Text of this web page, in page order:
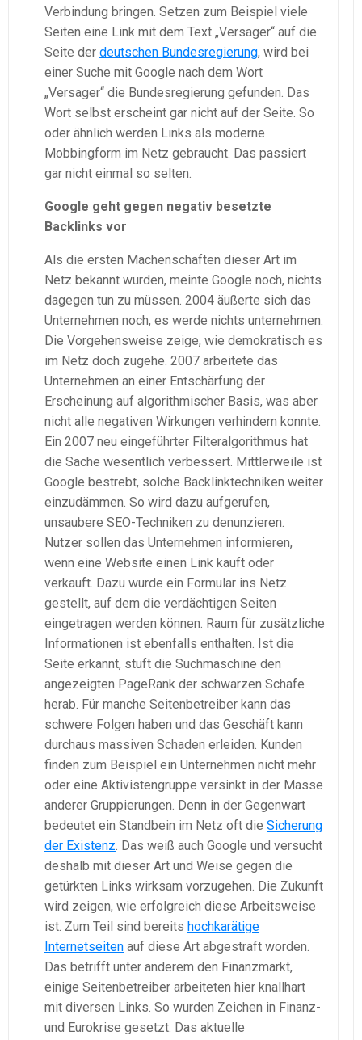
Verbindung bringen. Setzen zum Beispiel viele
Seiten eine Link mit dem Text „Versager“ auf die
Seite der deutschen Bundesregierung, wird bei
einer Suche mit Google nach dem Wort
„Versager“ die Bundesregierung gefunden. Das
Wort selbst erscheint gar nicht auf der Seite. So
oder ähnlich werden Links als moderne
Mobbingform im Netz gebraucht. Das passiert
gar nicht einmal so selten.
Google geht gegen negativ besetzte
Backlinks vor
Als die ersten Machenschaften dieser Art im
Netz bekannt wurden, meinte Google noch, nichts
dagegen tun zu müssen. 2004 äußerte sich das
Unternehmen noch, es werde nichts unternehmen.
Die Vorgehensweise zeige, wie demokratisch es
im Netz doch zugehe. 2007 arbeitete das
Unternehmen an einer Entschärfung der
Erscheinung auf algorithmischer Basis, was aber
nicht alle negativen Wirkungen verhindern konnte.
Ein 2007 neu eingeführter Filteralgorithmus hat
die Sache wesentlich verbessert. Mittlerweile ist
Google bestrebt, solche Backlinktechniken weiter
einzudämmen. So wird dazu aufgerufen,
unsaubere SEO-Techniken zu denunzieren.
Nutzer sollen das Unternehmen informieren,
wenn eine Website einen Link kauft oder
verkauft. Dazu wurde ein Formular ins Netz
gestellt, auf dem die verdächtigen Seiten
eingetragen werden können. Raum für zusätzliche
Informationen ist ebenfalls enthalten. Ist die
Seite erkannt, stuft die Suchmaschine den
angezeigten PageRank der schwarzen Schafe
herab. Für manche Seitenbetreiber kann das
schwere Folgen haben und das Geschäft kann
durchaus massiven Schaden erleiden. Kunden
finden zum Beispiel ein Unternehmen nicht mehr
oder eine Aktivistengruppe versinkt in der Masse
anderer Gruppierungen. Denn in der Gegenwart
bedeutet ein Standbein im Netz oft die Sicherung
der Existenz. Das weiß auch Google und versucht
deshalb mit dieser Art und Weise gegen die
getürkten Links wirksam vorzugehen. Die Zukunft
wird zeigen, wie erfolgreich diese Arbeitsweise
ist. Zum Teil sind bereits hochkarätige
Internetseiten auf diese Art abgestraft worden.
Das betrifft unter anderem den Finanzmarkt,
einige Seitenbetreiber arbeiteten hier knallhart
mit diversen Links. So wurden Zeichen in Finanz-
und Eurokrise gesetzt. Das aktuelle